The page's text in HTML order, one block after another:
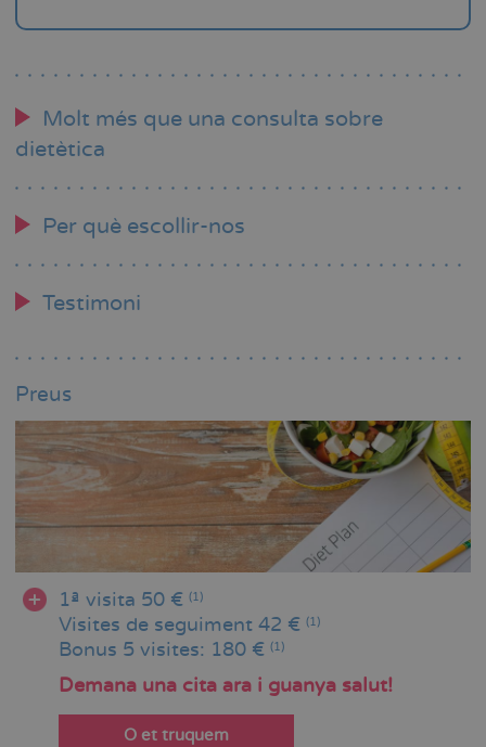
Molt més que una consulta sobre
dietètica
Per què escollir-nos
Testimoni
Preus
1ª visita 50 € (1)
Visites de seguiment 42 € (1)
Bonus 5 visites: 180 € (1)
Demana una cita ara i guanya salut!
O et truquem